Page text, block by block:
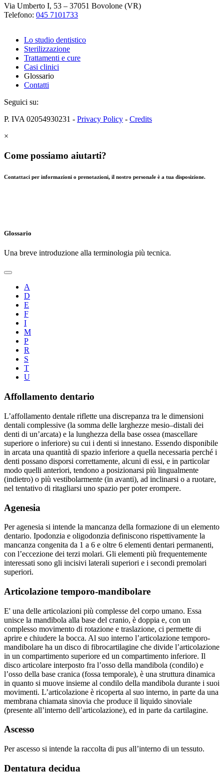
Via Umberto I, 53 – 37051 Bovolone (VR)
Telefono: 045 7101733
Lo studio dentistico
Sterilizzazione
Trattamenti e cure
Casi clinici
Glossario
Contatti
Seguici su:
P. IVA 02054930231 - Privacy Policy - Credits
×
Come possiamo aiutarti?
Contattaci per informazioni o prenotazioni, il nostro personale è a tua disposizione.
Glossario
Una breve introduzione alla terminologia più tecnica.
A
D
E
F
I
M
P
R
S
T
U
Affollamento dentario
L’affollamento dentale riflette una discrepanza tra le dimensioni
dentali complessive (la somma delle larghezze mesio–distali dei
denti di un’arcata) e la lunghezza della base ossea (mascellare
superiore o inferiore) su cui i denti si innestano. Essendo disponibile
in arcata una quantità di spazio inferiore a quella necessaria perché i
denti possano disporsi correttamente, alcuni di essi, e in particolar
modo quelli anteriori, tendono a posizionarsi più lingualmente
(indietro) o più vestibolarmente (in avanti), ad inclinarsi o a ruotare,
nel tentativo di ritagliarsi uno spazio per poter erompere.
Agenesia
Per agenesia si intende la mancanza della formazione di un elemento
dentario. Ipodonzia e oligodonzia definiscono rispettivamente la
mancanza congenita da 1 a 6 e oltre 6 elementi dentari permanenti,
con l’eccezione dei terzi molari. Gli elementi più frequentemente
interessati sono gli incisivi laterali superiori e i secondi premolari
superiori.
Articolazione temporo-mandibolare
E' una delle articolazioni più complesse del corpo umano. Essa
unisce la mandibola alla base del cranio, è doppia e, con un
complesso movimento di rotazione e traslazione, ci permette di
aprire e chiudere la bocca. Al suo interno l’articolazione temporo-
mandibolare ha un disco di fibrocartilagine che divide l’articolazione
in un compartimento superiore ed un compartimento inferiore. Il
disco articolare interposto fra l’osso della mandibola (condilo) e
l’osso della base cranica (fossa temporale), è una struttura dinamica
in quanto si muove insieme al condilo della mandibola durante i suoi
movimenti. L’articolazione è ricoperta al suo interno, in parte da una
membrana chiamata sinovia che produce il liquido sinoviale
(presente all’interno dell’articolazione), ed in parte da cartilagine.
Ascesso
Per ascesso si intende la raccolta di pus all’interno di un tessuto.
Dentatura decidua